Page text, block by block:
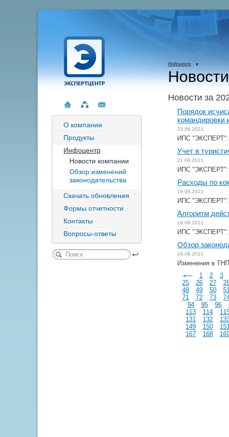
О компании
Продукты
Инфоцентр
Новости компании
Обзор изменений
законодательства
Скачать обновления
Формы отчетности
Контакты
Вопросы-ответы
Инфоцентр
Новости за
Порядок
командировки
23.08.2021
ИПС "ЭКСПЕРТ":
Учет в
21.08.2021
ИПС "ЭКСПЕРТ":
Расходы по
19.08.2021
ИПС "ЭКСПЕРТ":
Алгоритм
18.08.2021
ИПС "ЭКСПЕРТ":
Обзор
16.08.2021
Изменения в
1
2 3
25
26 27
48
49 50
71
72 73
94
95 96
113
114
131
132
149
150
167
168